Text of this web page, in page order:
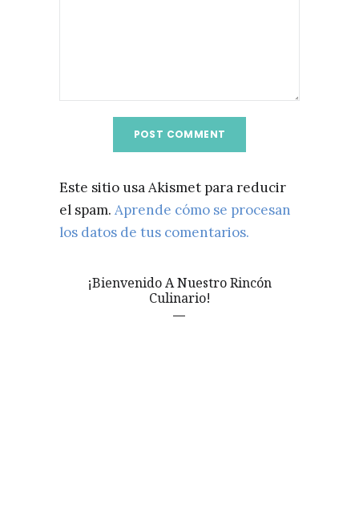
Este sitio usa Akismet para reducir
el spam. Aprende cómo se procesan
los datos de tus comentarios.
¡Bienvenido A Nuestro Rincón
Culinario!